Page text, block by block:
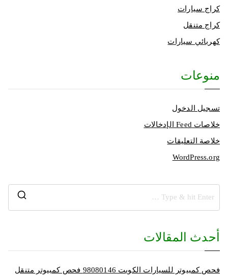
كراج سيارات
كراج متنقل
كهربائي سيارات
منوعات
تسجيل الدخول
خلاصات Feed الإدخالات
خلاصة التعليقات
WordPress.org
أحدث المقالات
فحص كمبيوتر للسيارات الكويت 98080146‬ فحص كمبيوتر متنقل